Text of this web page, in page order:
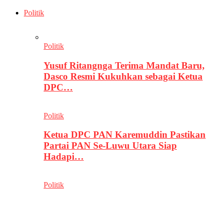
Politik
Politik
Yusuf Ritangnga Terima Mandat Baru,
Dasco Resmi Kukuhkan sebagai Ketua
DPC…
Politik
Ketua DPC PAN Karemuddin Pastikan
Partai PAN Se-Luwu Utara Siap
Hadapi…
Politik